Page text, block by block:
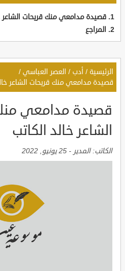
قصيدة مدامعي منك قريحات الشاعر
المراجع
الرئيسية / أدب / العصر العباسي /
قصيدة مدامعي منك قريحات الشاعر
قصيدة مدامعي
الشاعر خالد الكاتب
الكاتب:المدير - 25 يونيو, 2022